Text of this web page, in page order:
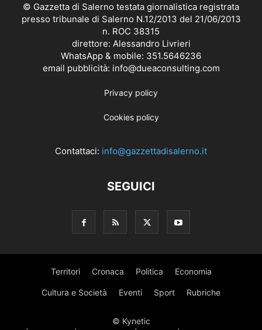
© Gazzetta di Salerno testata giornalistica registrata
presso tribunale di Salerno N.12/2013 del 21/06/2013
n. ROC 38315
direttore: Alessandro Livrieri
WhatsApp & mobile: 351.5646236
email pubblicità: info@dueaconsulting.com
Privacy policy
Cookies policy
Contattaci: info@gazzettadisalerno.it
SEGUICI
Territori Cronaca Politica Economia
Cultura e Società Eventi Sport Rubriche
© Kynetic